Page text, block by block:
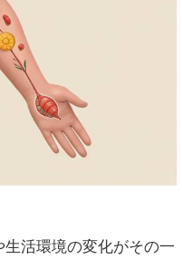
活環境の変化がその一